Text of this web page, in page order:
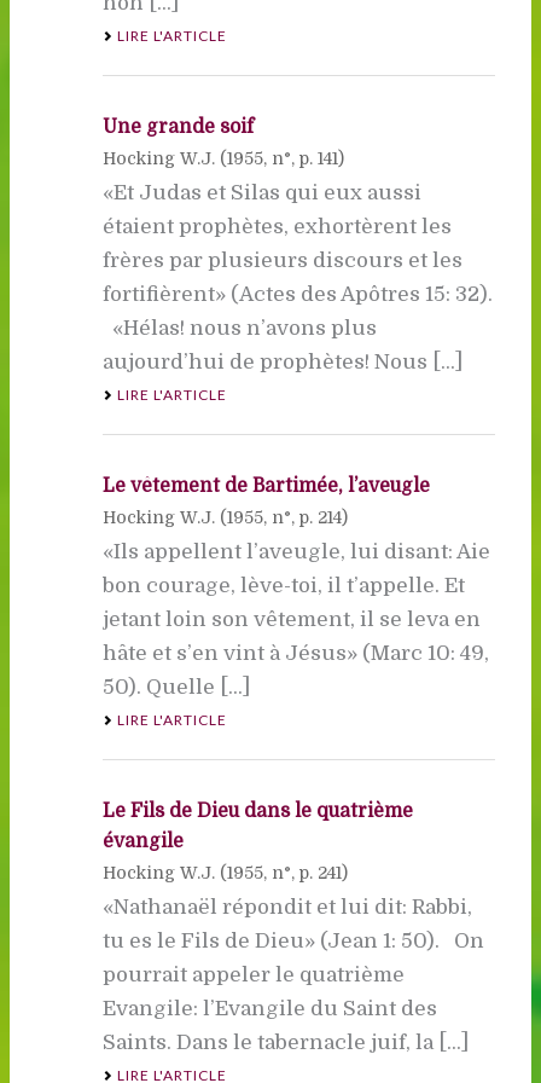
LIRE L'ARTICLE
Une grande soif
Hocking W.J. (1955, n°, p. 141)
«Et Judas et Silas qui eux aussi
étaient prophètes, exhortèrent les
frères par plusieurs discours et les
fortifièrent» (Actes des Apôtres 15: 32).
«Hélas! nous n’avons plus
aujourd’hui de prophètes! Nous [...]
LIRE L'ARTICLE
Le vêtement de Bartimée, l’aveugle
Hocking W.J. (1955, n°, p. 214)
«Ils appellent l’aveugle, lui disant: Aie
bon courage, lève-toi, il t’appelle. Et
jetant loin son vêtement, il se leva en
hâte et s’en vint à Jésus» (Marc 10: 49,
50). Quelle [...]
LIRE L'ARTICLE
Le Fils de Dieu dans le quatrième
évangile
Hocking W.J. (1955, n°, p. 241)
«Nathanaël répondit et lui dit: Rabbi,
tu es le Fils de Dieu» (Jean 1: 50). On
pourrait appeler le quatrième
Evangile: l’Evangile du Saint des
Saints. Dans le tabernacle juif, la [...]
LIRE L'ARTICLE